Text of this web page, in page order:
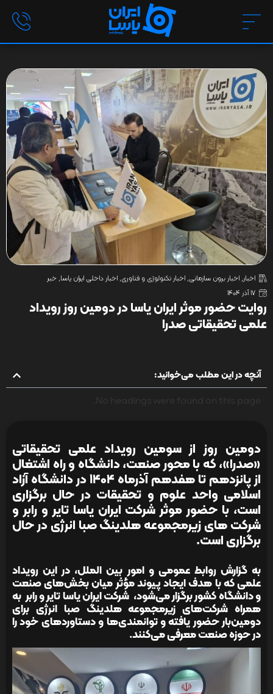
اخبار, اخبار برون سازمانی, اخبار تکنولوژی و فناوری, اخبار داخلی ایران یاسا, خبر
17 آذر 1404
روایت حضور موثر ایران یاسا در دومین روز رویداد
علمی تحقیقاتی صدرا
آنچه در این مطلب می‌خوانید:
دومین روز از سومین رویداد علمی تحقیقاتی
«صدرا»، که با محور صنعت، دانشگاه و راه اشتغال
از پانزدهم تا هفدهم آذرماه ۱۴۰۴ در دانشگاه آزاد
اسلامی واحد علوم و تحقیقات در حال برگزاری
است، با حضور موثر شرکت ایران یاسا تایر و رابر و
شرکت های زیرمجموعه هلدینگ صبا انرژی در حال
برگزاری است.
به گزارش روابط عمومی و امور بین الملل، در این رویداد
علمی که با هدف ایجاد پیوند مؤثر میان بخش‌های صنعت
و دانشگاه کشور برگزار می‌شود، شرکت ایران یاسا تایر و رابر به
همراه شرکت‌های زیرمجموعه هلدینگ صبا انرژی برای
دومین‌بار حضور یافته و توانمندی‌ها و دستاوردهای خود را
در حوزه صنعت معرفی می‌کنند.